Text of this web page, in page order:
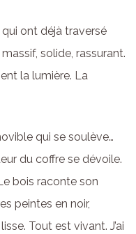
ont déjà traversé
solide, rassurant.
la lumière. La
qui se soulève…
du coffre se dévoile.
bois raconte son
peintes en noir,
Tout est vivant. J’ai